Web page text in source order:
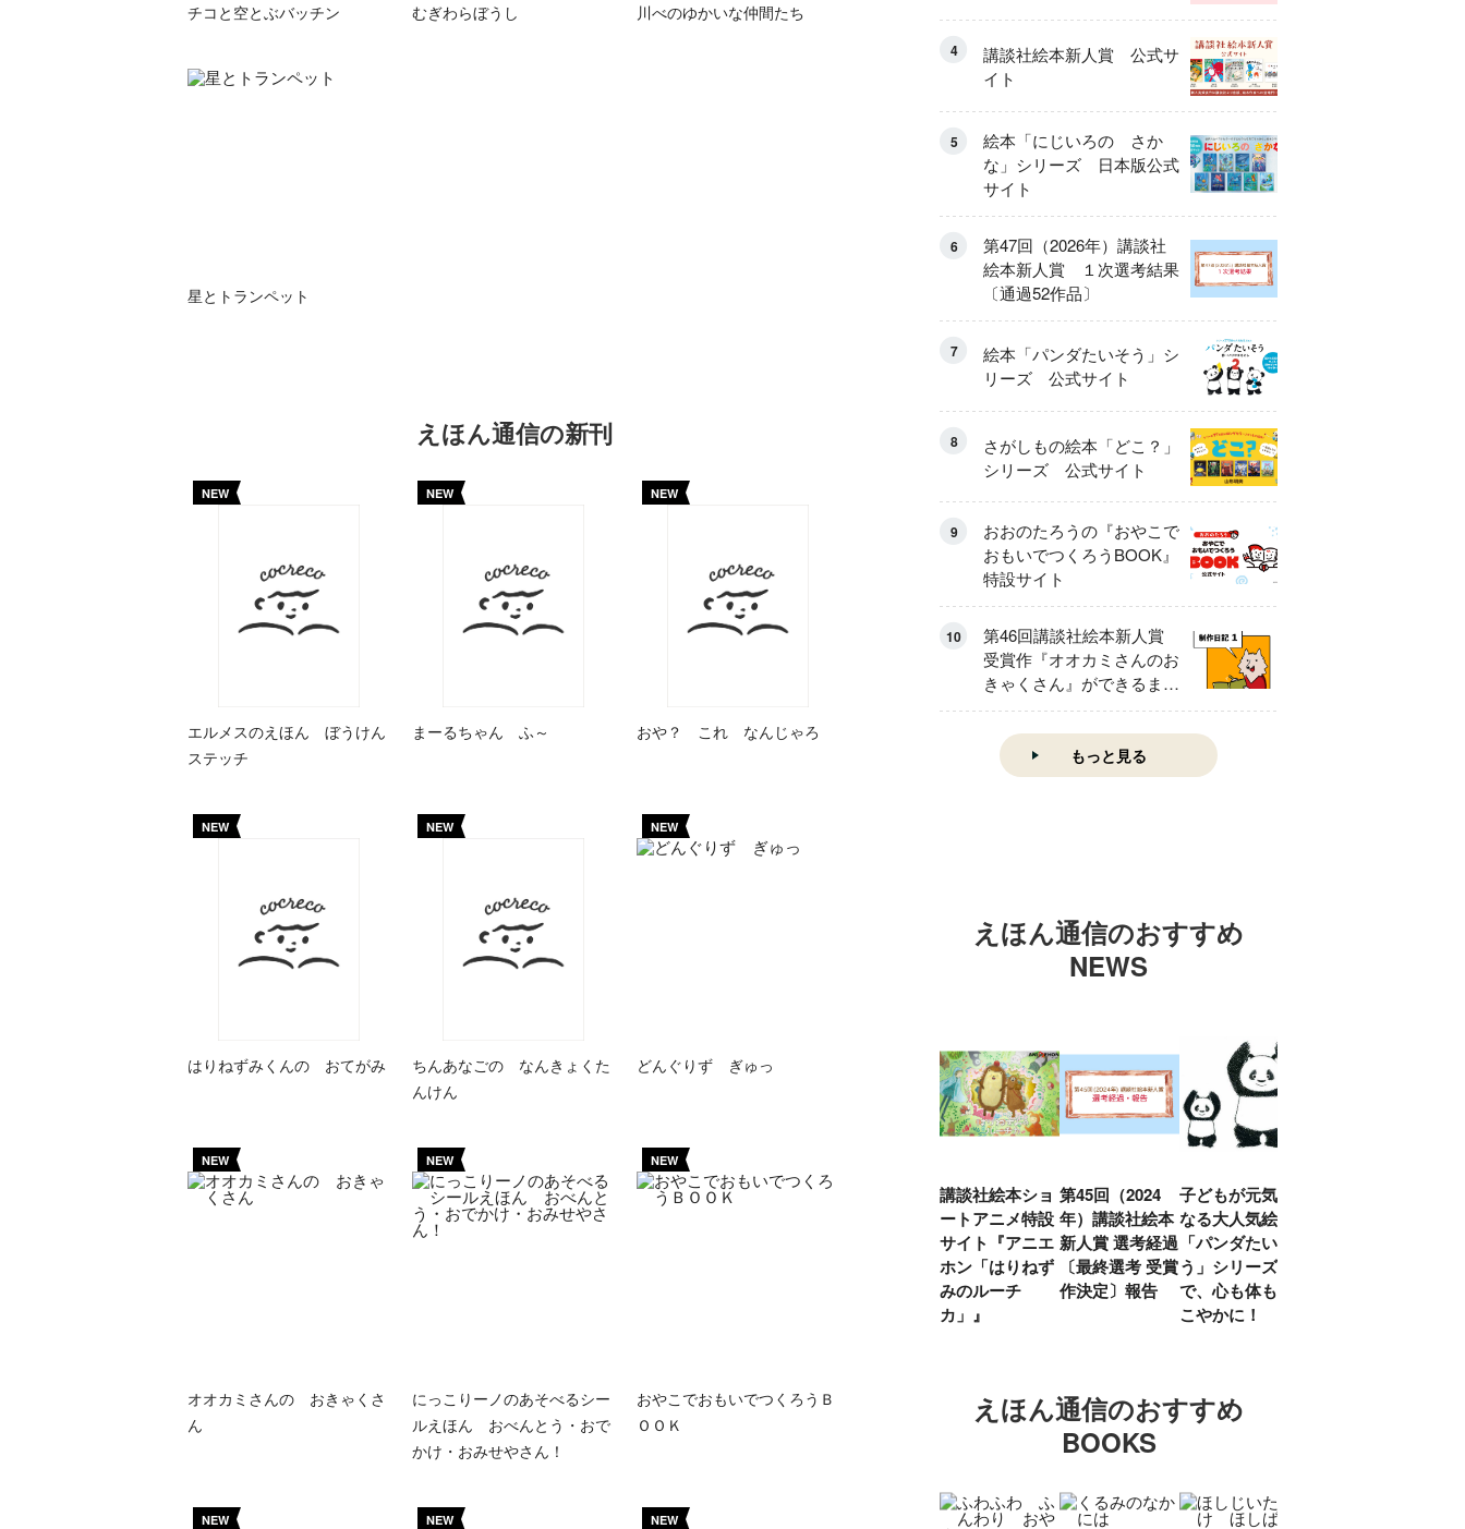
チコと空とぶバッチン むぎわらぼうし 川べのゆかいな仲間たち
星とトランペット
えほん通信の新刊
NEW
エルメスのえほん ぼうけん
ステッチ
NEW
まーるちゃん ふ～
NEW
おや？ これ なんじゃろ
NEW
はりねずみくんの おてがみ
NEW
ちんあなごの なんきょくた
んけん
NEW
どんぐりず ぎゅっ
NEW
オオカミさんの おきゃくさ
ん
NEW
にっこりーノのあそべるシー
ルえほん おべんとう・おで
かけ・おみせやさん！
NEW
おやこでおもいでつくろうＢ
ＯＯＫ
NEW NEW NEW
4
講談社絵本新人賞 公式サ
イト
5
絵本「にじいろの さか
な」シリーズ 日本版公式
サイト
6
第47回（2026年）講談社
絵本新人賞 １次選考結果
〔通過52作品〕
7
絵本「パンダたいそう」シ
リーズ 公式サイト
8
さがしもの絵本「どこ？」
シリーズ 公式サイト
9
おおのたろうの『おやこで
おもいでつくろうBOOK』
特設サイト
10
第46回講談社絵本新人賞
受賞作『オオカミさんのお
きゃくさん』ができるまで
①
もっと見る
えほん通信のおすすめ
NEWS
講談社絵本ショ
ートアニメ特設
サイト『アニエ
ホン「はりねず
みのルーチ
カ」』
第45回（2024
年）講談社絵本
新人賞 選考経過
〔最終選考 受賞
作決定〕報告
子どもが元気に
なる大人気絵本
「パンダたいそ
う」シリーズ
で、心も体もす
こやかに！
えほん通信のおすすめ
BOOKS